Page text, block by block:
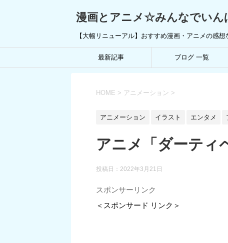
漫画とアニメ☆みんなでいん
【大幅リニューアル】おすすめ漫画・アニメの感
最新記事 ブログ 一覧
HOME > アニメーション >
アニメーション イラスト エンタメ
アニメ「ダーティ
投稿日： 2022年3月21日
スポンサーリンク
＜スポンサード リンク＞